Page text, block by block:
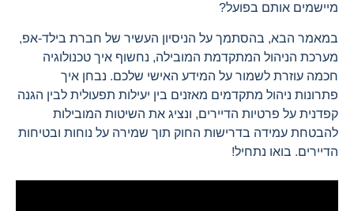
מיישמים אותם בפועל?
במאמר הבא, בהסתמך על הניסיון העשיר של חברת בילד-אפ,
מערכת הניהול המתקדמת המובילה, נחשוף איך טכנולוגיה
חכמה עוזרת לשמור על המידע האישי שלכם. נבחן איך
פתרונות ניהול מתקדמים מאזנים בין יעילות תפעולית לבין הגנה
קפדנית על פרטיות הדיירים, ונציג את השיטות המובילות
להבטחת עמידה בדרישות החוק תוך שמירה על נוחות ובטיחות
הדיירים. בואו נתחיל!